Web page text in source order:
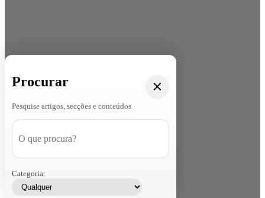
Procurar
Pesquise artigos, secções e conteúdos
Categoria: